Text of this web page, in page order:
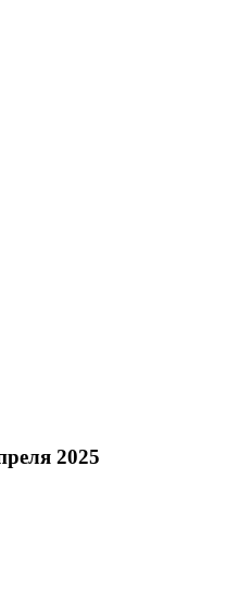
2025